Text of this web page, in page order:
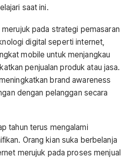
saat ini.
pada strategi pemasaran
digital seperti internet,
mobile untuk menjangkau
penjualan produk atau jasa.
brand awareness
dengan pelanggan secara
tahun terus mengalami
Orang kian suka berbelanja
merujuk pada proses menjual